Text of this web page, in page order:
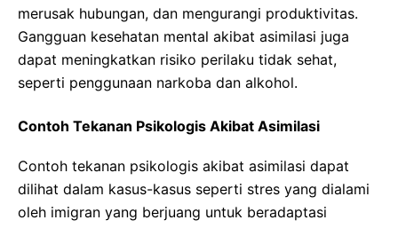
merusak hubungan, dan mengurangi produktivitas.
Gangguan kesehatan mental akibat asimilasi juga
dapat meningkatkan risiko perilaku tidak sehat,
seperti penggunaan narkoba dan alkohol.
Contoh Tekanan Psikologis Akibat Asimilasi
Contoh tekanan psikologis akibat asimilasi dapat
dilihat dalam kasus-kasus seperti stres yang dialami
oleh imigran yang berjuang untuk beradaptasi